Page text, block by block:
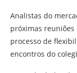
Analistas do
próximas reuniões
processo de
encontros do